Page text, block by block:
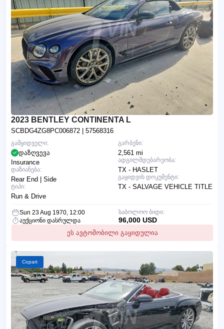
2023 BENTLEY CONTINENTA L
SCBDG4ZG8PC006872 | 57568316
გარბენი:
2,561 mi
ადგილმდებარეობა:
TX - HASLET
გაყიდვის დოკუმენტი:
TX - SALVAGE VEHICLE TITLE
გამყიდველი:
დაზღვევა
Insurance
დაზიანება:
Rear End | Side
ტიპი:
Run & Drive
Sun 23 Aug 1970, 12:00
აუქციონი დასრულდა
ეს ავტომობილი გაყიდულია
საბოლოო ბიდი:
96,000 USD
Copart